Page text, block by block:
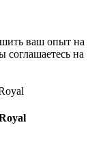
ваш опыт на
соглашаетесь на